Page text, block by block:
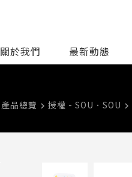
關於我們 最新動態
產品總覽 navigate_next 授權 - SOU．SOU navigate_next